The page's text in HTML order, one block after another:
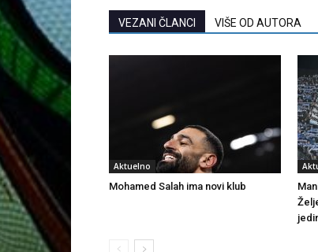
VEZANI ČLANCI VIŠE OD AUTORA
Aktuelno
Mohamed Salah ima novi klub